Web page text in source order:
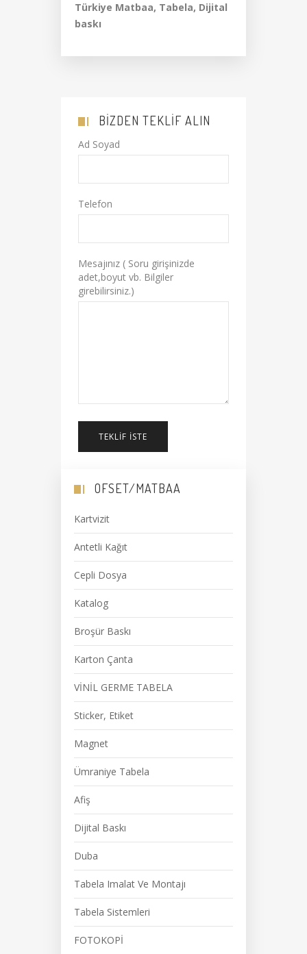
Türkiye Matbaa, Tabela, Dijital
baskı
BIZDEN TEKLIF ALIN
Ad Soyad
Telefon
Mesajınız ( Soru girişinizde
adet,boyut vb. Bilgiler
girebilirsiniz.)
TEKLIF İSTE
OFSET/MATBAA
Kartvizit
Antetli Kağıt
Cepli Dosya
Katalog
Broşür Baskı
Karton Çanta
VİNİL GERME TABELA
Sticker, Etiket
Magnet
Ümraniye Tabela
Afiş
Dijital Baskı
Duba
Tabela Imalat Ve Montajı
Tabela Sistemleri
FOTOKOPİ